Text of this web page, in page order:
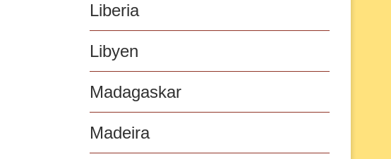
Liberia
Libyen
Madagaskar
Madeira